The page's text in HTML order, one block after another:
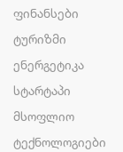
ფინანსები
ტურიზმი
ენერგეტიკა
სტარტაპი
მსოფლიო
ტექნოლოგიები